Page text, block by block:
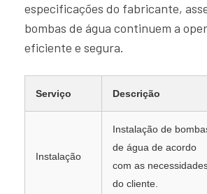
especificações do fabricante,
bombas de água continuem a
eficiente e segura.
Serviço Descrição
Instalação
Instalação de
de água de acordo
com as
do cliente.